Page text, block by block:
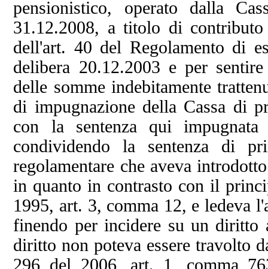
pensionistico, operato dalla
31.12.2008, a titolo di
dell'art. 40 del Regolamento di
delibera 20.12.2003 e per
delle somme indebitamente
di impugnazione della Cassa di
con la sentenza qui
condividendo la sentenza di
regolamentare che aveva
in quanto in contrasto con il
1995, art. 3, comma 12, e ledeva
finendo per incidere su un diritto
diritto non poteva essere travolto
296 del 2006, art. 1, comma